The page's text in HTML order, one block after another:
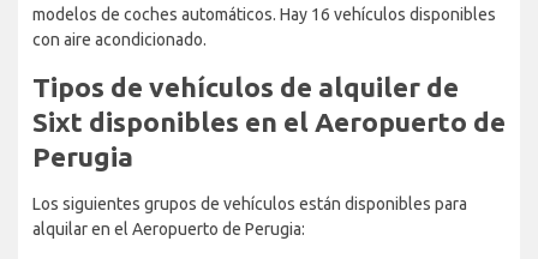
modelos de coches automáticos. Hay 16 vehículos disponibles
con aire acondicionado.
Tipos de vehículos de alquiler de
Sixt disponibles en el Aeropuerto de
Perugia
Los siguientes grupos de vehículos están disponibles para
alquilar en el Aeropuerto de Perugia: